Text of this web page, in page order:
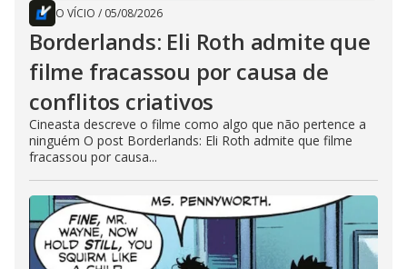
O VÍCIO / 05/08/2026
Borderlands: Eli Roth admite que
filme fracassou por causa de
conflitos criativos
Cineasta descreve o filme como algo que não pertence a
ninguém O post Borderlands: Eli Roth admite que filme
fracassou por causa...